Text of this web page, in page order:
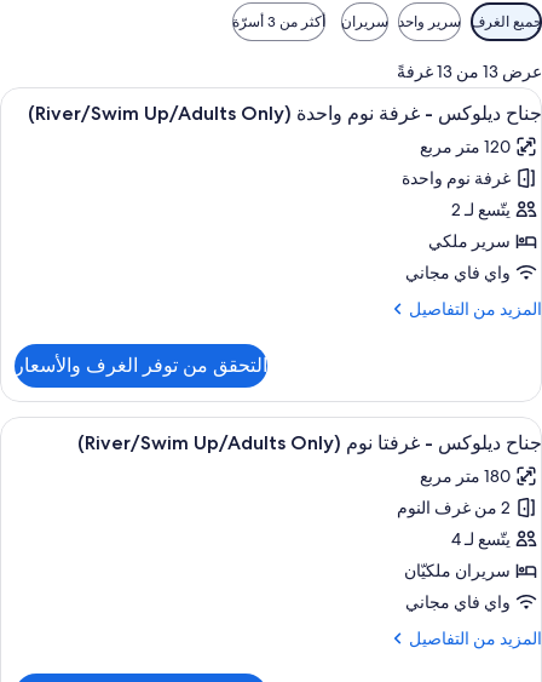
عوامل
التصفية
المتاحة
للغرف
جميع الغرف سرير واحد سريران أكثر من 3 أسرّة
عرض 13 من 13 غرفةً
استعراض
جميع
صور
جناح
ديلوكس
-
غرفة
نوم
واحدة
Only)
أغطية فراش متميزة وألحفة محشوة
15
جناح ديلوكس - غرفة نوم واحدة (River/Swim Up/Adults Only)
120 متر مربع
غرفة نوم واحدة
يتّسع لـ 2
سرير ملكي
واي فاي مجاني
المزيد من التفاصيل
المزيد
جناح
ديلوكس
-
غرفة
نوم
واحدة
(River/Swim
Up/Adults
Only)
التحقق من توفر الغرف والأسعار
استعراض
جميع
صور
جناح
ديلوكس
-
غرفتا
نوم
(River/Swim
أغطية فراش متميزة وألحفة محشوة
12
جناح ديلوكس - غرفتا نوم (River/Swim Up/Adults Only)
180 متر مربع
2 من غرف النوم
يتّسع لـ 4
سريران ملكيّان
واي فاي مجاني
المزيد من التفاصيل
المزيد